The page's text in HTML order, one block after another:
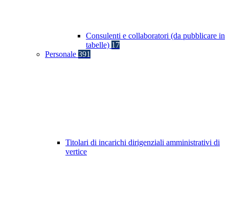
Consulenti e collaboratori (da pubblicare in
tabelle) 17
Personale 391
Titolari di incarichi dirigenziali amministrativi di
vertice